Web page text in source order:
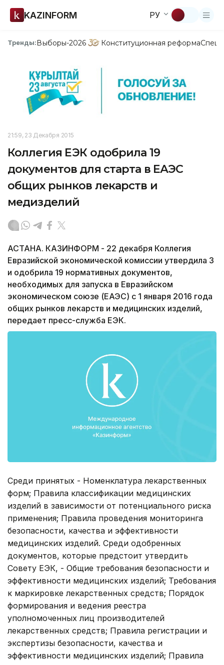
KAZINFORM РУ
Тренды:Выборы-2026 Конституционная реформа
21:59, 23 Декабря 2015
Коллегия ЕЭК одобрила 19
документов для старта в ЕАЭС
общих рынков лекарств и
медизделий
АСТАНА. КАЗИНФОРМ - 22 декабря Коллегия
Евразийской экономической комиссии утвердила 3
и одобрила 19 нормативных документов,
необходимых для запуска в Евразийском
экономическом союзе (ЕАЭС) с 1 января 2016 года
общих рынков лекарств и медицинских изделий,
передает пресс-служба ЕЭК.
Среди принятых - Номенклатура лекарственных
форм; Правила классификации медицинских
изделий в зависимости от потенциального риска
применения; Правила проведения мониторинга
безопасности, качества и эффективности
медицинских изделий. Среди одобренных
документов, которые предстоит утвердить
Совету ЕЭК, - Общие требования безопасности и
эффективности медицинских изделий; Требования
к маркировке лекарственных средств; Порядок
формирования и ведения реестра
уполномоченных лиц производителей
лекарственных средств; Правила регистрации и
экспертизы безопасности, качества и
эффективности медицинских изделий; Правила